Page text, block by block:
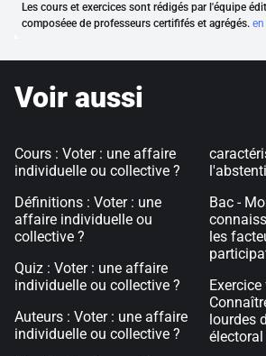
Les cours et exercices sont rédigés par l'équipe
composéee de professeurs certififés et agrégés.
Voir aussi
Cours : Voter : une affaire
individuelle ou collective ?
Définitions : Voter : une
affaire individuelle ou
collective ?
Quiz : Voter : une affaire
individuelle ou collective ?
Auteurs : Voter : une affaire
individuelle ou collective ?
Bac -
les
lourdes
électoral